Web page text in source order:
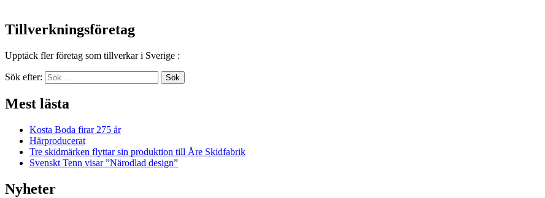
Tillverkningsföretag
Upptäck fler företag som tillverkar i Sverige :
Sök efter: Sök
Mest lästa
Kosta Boda firar 275 år
Härproducerat
Tre skidmärken flyttar sin produktion till Åre Skidfabrik
Svenskt Tenn visar ”Närodlad design”
Nyheter